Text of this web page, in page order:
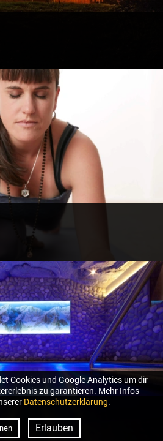
| Traumhaftes Tirol |
| Alpiner Lifestyle
Poesie und
Cookies und Google Analytics um dir
zu garantieren. Mehr Infos
Datenschutzerklärung.
Erlauben